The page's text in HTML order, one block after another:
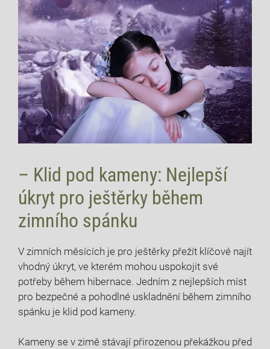
– Klid pod kameny: Nejlepší
úkryt pro ještěrky během
zimního spánku
V zimních měsících je pro ještěrky přežít klíčové najít
vhodný úkryt, ve kterém mohou uspokojit své
potřeby během hibernace. Jedním z nejlepších míst
pro bezpečné a pohodlné uskladnění během zimního
spánku je klid pod kameny.
Kameny se v zimě stávají přirozenou překážkou před